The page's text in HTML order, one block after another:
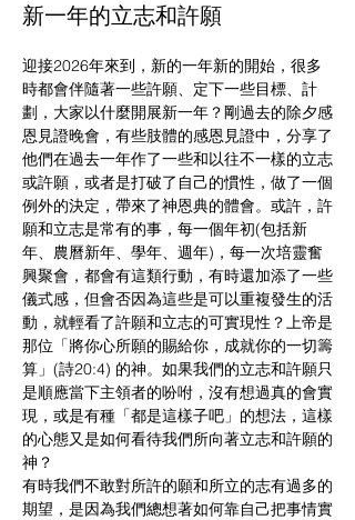
新一年的立志和許願
迎接2026年來到，新的一年新的開始，很多
時都會伴隨著一些許願、定下一些目標、計
劃，大家以什麼開展新一年？剛過去的除夕感
恩見證晚會，有些肢體的感恩見證中，分享了
他們在過去一年作了一些和以往不一樣的立志
或許願，或者是打破了自己的慣性，做了一個
例外的決定，帶來了神恩典的體會。或許，許
願和立志是常有的事，每一個年初(包括新
年、農曆新年、學年、週年)，每一次培靈奮
興聚會，都會有這類行動，有時還加添了一些
儀式感，但會否因為這些是可以重複發生的活
動，就輕看了許願和立志的可實現性？上帝是
那位「將你心所願的賜給你，成就你的一切籌
算」(詩20:4) 的神。如果我們的立志和許願只
是順應當下主領者的吩咐，沒有想過真的會實
現，或是有種「都是這樣子吧」的想法，這樣
的心態又是如何看待我們所向著立志和許願的
神？
有時我們不敢對所許的願和所立的志有過多的
期望，是因為我們總想著如何靠自己把事情實